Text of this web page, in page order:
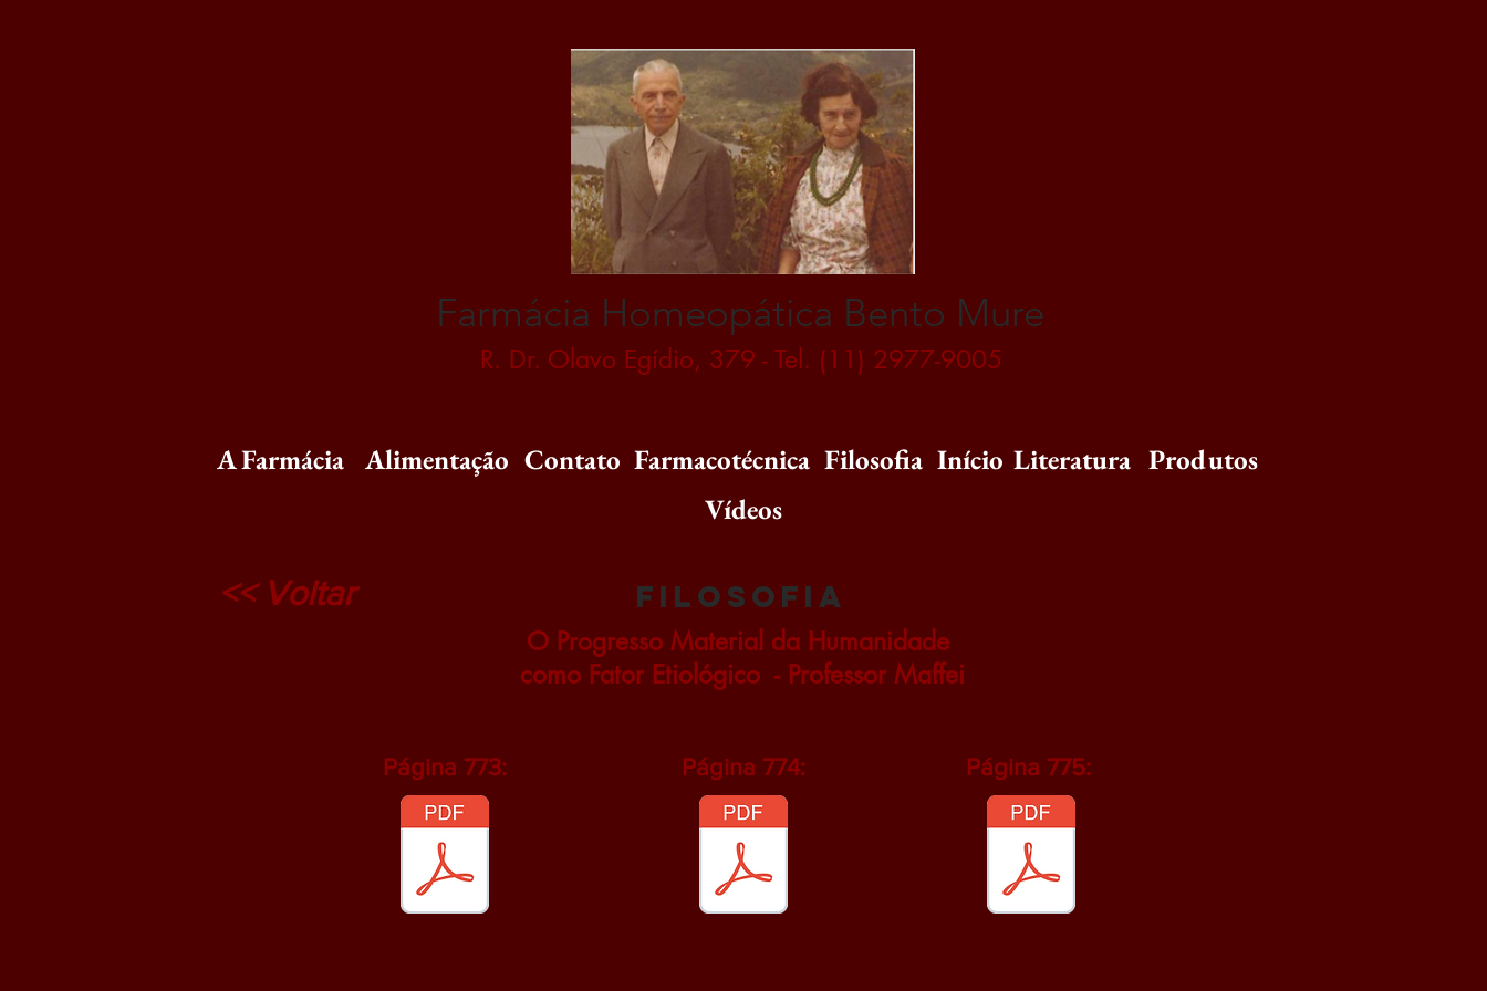
Farmácia Homeopática Bento Mure
R. Dr. Olavo Egídio, 379 - Tel. (11) 2977-9005
A Farmácia Alimentação Contato Farmacotécnica Filosofia Início Literatura Produtos
Vídeos
<< Voltar filosofia
O Progresso Material da Humanidade
como Fator Etiológico - Professor Maffei
Página 773: Página 774: Página 775: